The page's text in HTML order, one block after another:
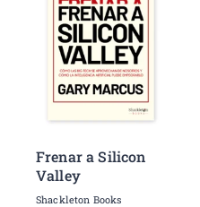
Frenar a Silicon
Valley
Shackleton Books